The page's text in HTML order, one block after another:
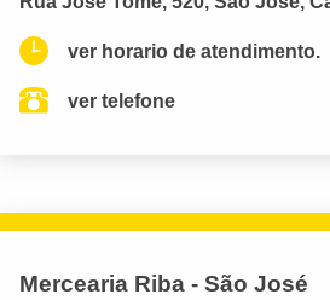
ver horario de atendimento.
ver telefone
Mercearia Riba - São José